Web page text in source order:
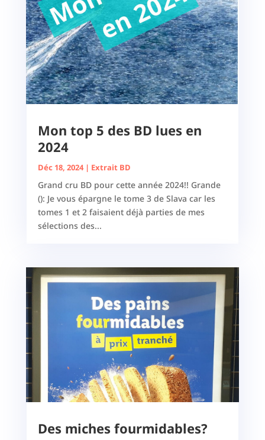
Mon top 5 des BD lues en
2024
Déc 18, 2024| Extrait BD
Grand cru BD pour cette année 2024!! Grande
(): Je vous épargne le tome 3 de Slava car les
tomes 1 et 2 faisaient déjà parties de mes
sélections des...
Des miches fourmidables?